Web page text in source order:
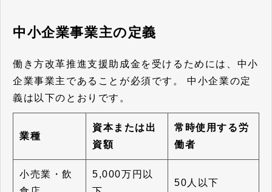
中小企業事業主の定義
働き方改革推進支援助成金を受けるためには、中小
企業事業主であることが必須です。
中小企業の定
義は以下のとおりです。
業種
資本または出
資額
常時使用する労
働者
小売業・飲
5,000万円以
50人以下